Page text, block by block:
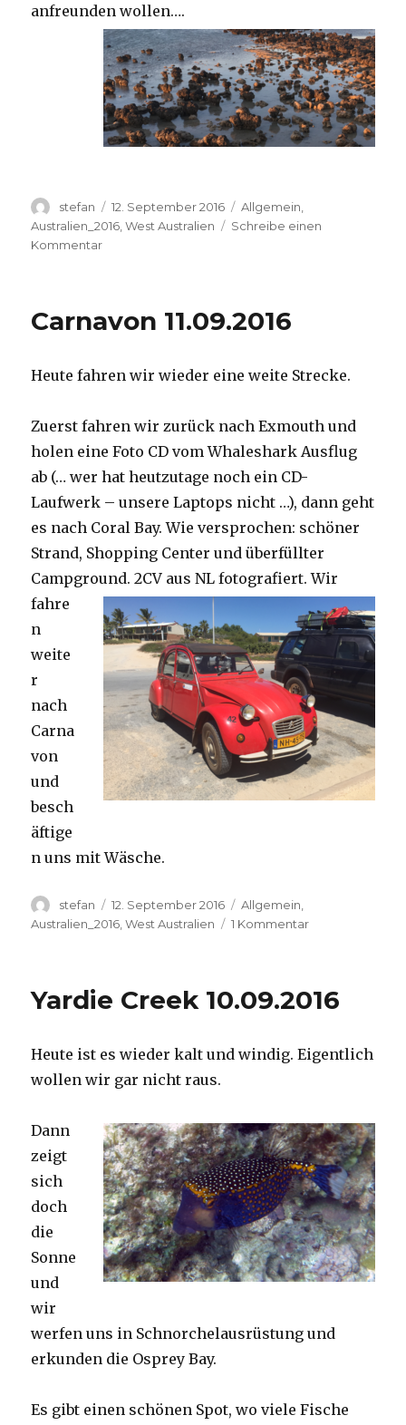
anfreunden wollen….
Autor
stefan
Veröffentlicht
am
12. September 2016 Kategorien
Allgemein
Australien_2016 ,West Australien
Schreibe einen
Kommentarzu
Carnavon 11.09.2016
Heute fahren wir wieder eine weite Strecke.
Zuerst fahren wir zurück nach Exmouth und
holen eine Foto CD vom Whaleshark Ausflug
ab (… wer hat heutzutage noch ein CD-
Laufwerk – unsere Laptops nicht …), dann geht
es nach Coral Bay. Wie versprochen: schöner
Strand, Shopping Center und überfüllter
Campground.2CV aus NL fotografiert. Wir
fahre
n
weite
r
nach
Carna
von
und
besch
äftige
n uns mit Wäsche.
Autor
stefan
Veröffentlicht
am
12. September 2016 Kategorien
Allgemein
Australien_2016 ,West Australien 1 Kommentarzu
Yardie Creek 10.09.2016
Heute ist es wieder kalt und windig. Eigentlich
wollen wir gar nicht raus.
Dann
zeigt
sich
doch
die
Sonne
und
wir
werfen uns in Schnorchelausrüstung und
erkunden die Osprey Bay.
Es gibt einen schönen Spot, wo viele Fische